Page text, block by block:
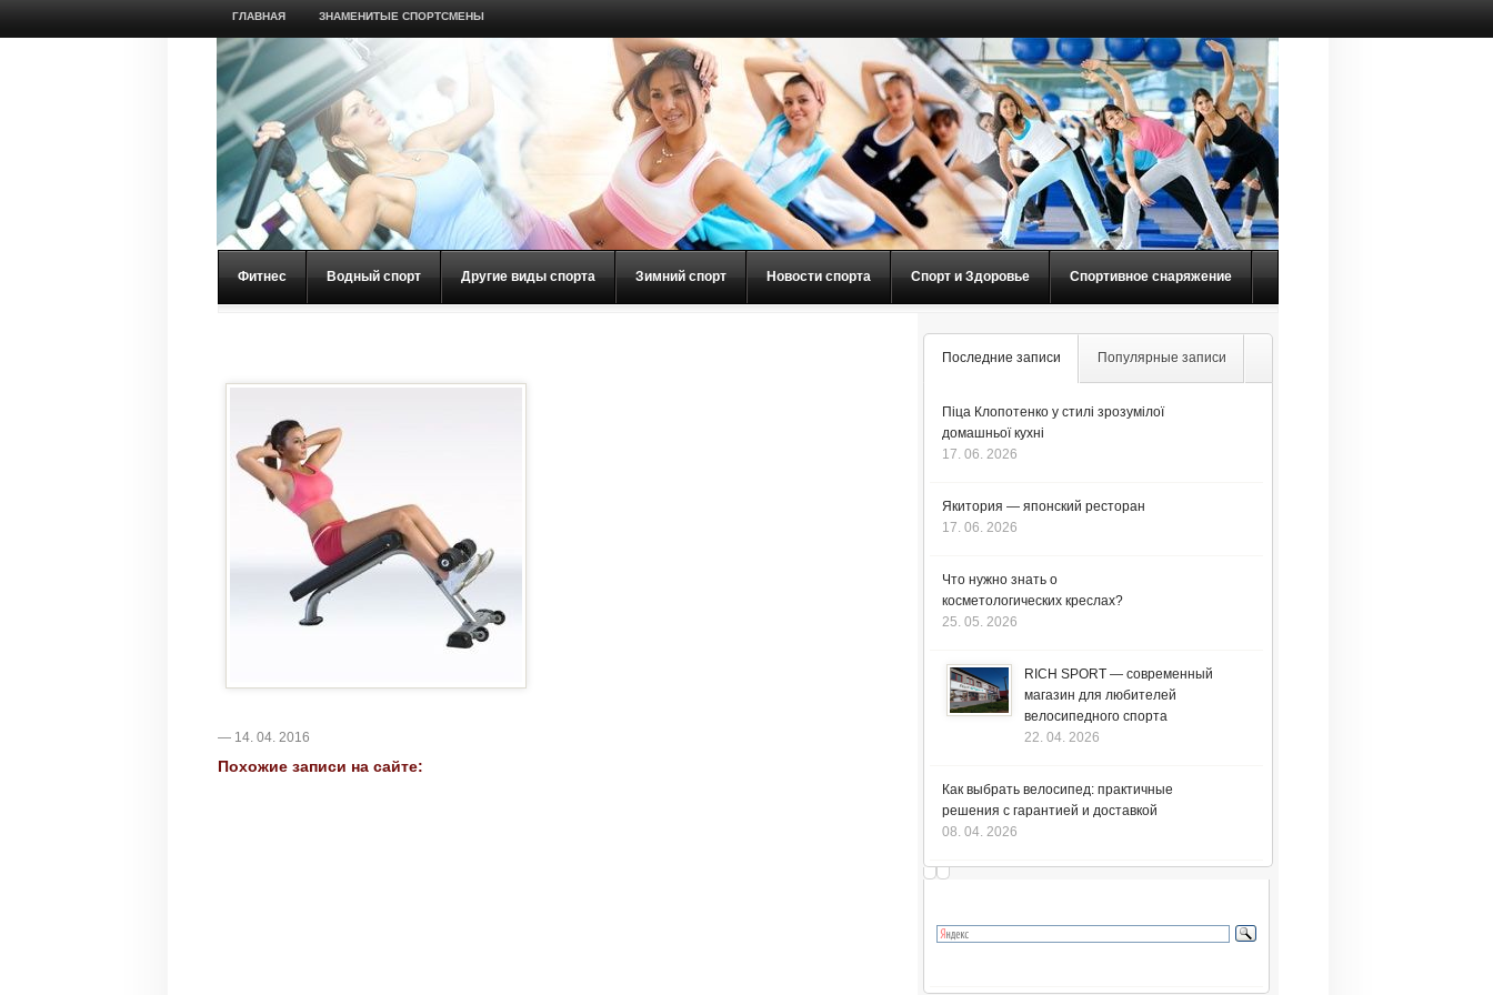
ГЛАВНАЯ ЗНАМЕНИТЫЕ СПОРТСМЕНЫ
Фитнес Водный спорт Другие виды спорта Зимний спорт Новости спорта Спорт и Здоровье Спортивное снаряжение
— 14. 04. 2016
Похожие записи на сайте:
Последние записи Популярные записи
Піца Клопотенко у стилі зрозумілої
домашньої кухні
17. 06. 2026
Якитория — японский ресторан
17. 06. 2026
Что нужно знать о
косметологических креслах?
25. 05. 2026
RICH SPORT — современный
магазин для любителей
велосипедного спорта
22. 04. 2026
Как выбрать велосипед: практичные
решения с гарантией и доставкой
08. 04. 2026